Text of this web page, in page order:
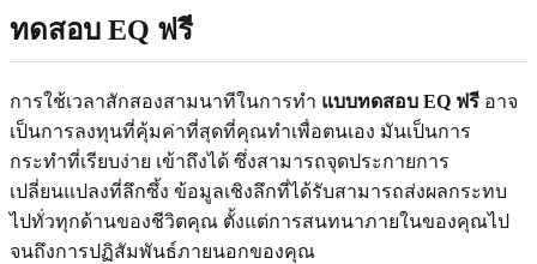
ทดสอบ EQ ฟรี
การใช้เวลาสักสองสามนาทีในการทำ แบบทดสอบ EQ ฟรี อาจ
เป็นการลงทุนที่คุ้มค่าที่สุดที่คุณทำเพื่อตนเอง มันเป็นการ
กระทำที่เรียบง่าย เข้าถึงได้ ซึ่งสามารถจุดประกายการ
เปลี่ยนแปลงที่ลึกซึ้ง ข้อมูลเชิงลึกที่ได้รับสามารถส่งผลกระทบ
ไปทั่วทุกด้านของชีวิตคุณ ตั้งแต่การสนทนาภายในของคุณไป
จนถึงการปฏิสัมพันธ์ภายนอกของคุณ